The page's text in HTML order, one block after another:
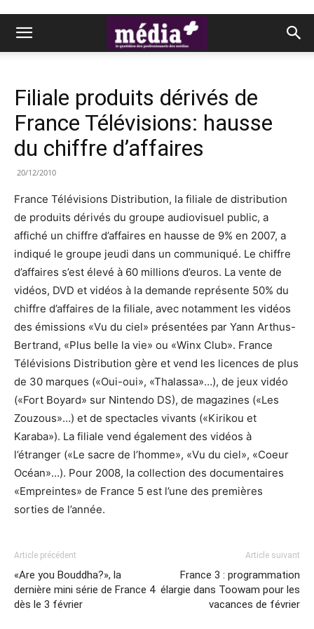
Filiale produits dérivés de
France Télévisions: hausse
du chiffre d’affaires
20/12/2010
France Télévisions Distribution, la filiale de distribution
de produits dérivés du groupe audiovisuel public, a
affiché un chiffre d’affaires en hausse de 9% en 2007, a
indiqué le groupe jeudi dans un communiqué. Le chiffre
d’affaires s’est élevé à 60 millions d’euros. La vente de
vidéos, DVD et vidéos à la demande représente 50% du
chiffre d’affaires de la filiale, avec notamment les vidéos
des émissions «Vu du ciel» présentées par Yann Arthus-
Bertrand, «Plus belle la vie» ou «Winx Club». France
Télévisions Distribution gère et vend les licences de plus
de 30 marques («Oui-oui», «Thalassa»…), de jeux vidéo
(«Fort Boyard» sur Nintendo DS), de magazines («Les
Zouzous»…) et de spectacles vivants («Kirikou et
Karaba»). La filiale vend également des vidéos à
l’étranger («Le sacre de l’homme», «Vu du ciel», «Coeur
Océan»…). Pour 2008, la collection des documentaires
«Empreintes» de France 5 est l’une des premières
sorties de l’année.
Article précédent
«Are you Bouddha?», la
dernière mini série de France 4
dès le 3 février
Article suivant
France 3 : programmation
élargie dans Toowam pour les
vacances de février